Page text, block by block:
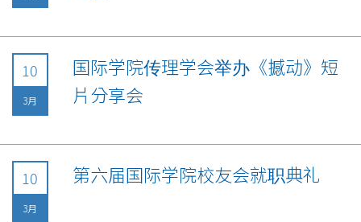
10
3月
国际学院传理学会举办《撼动》短
片分享会
10
3月
第六届国际学院校友会就职典礼